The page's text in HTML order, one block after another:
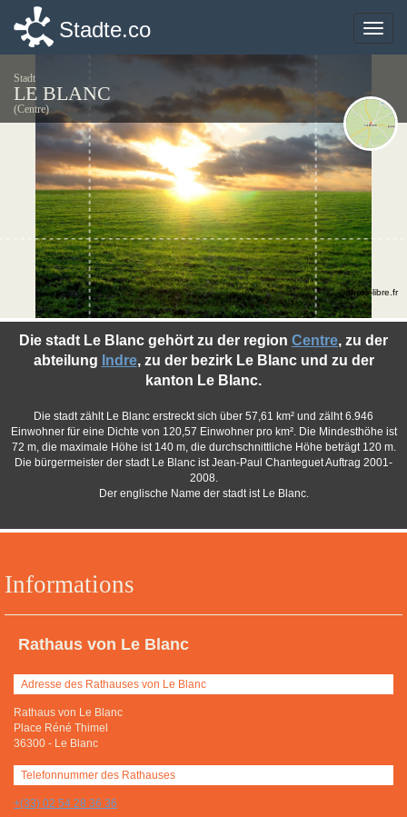
Toggle
Stadte.co
Stadt
LE BLANC
(Centre)
Informations
Rathaus von Le Blanc
Adresse des Rathauses von Le Blanc
Rathaus von Le Blanc
Place Réné Thimel
36300 - Le Blanc
Telefonnummer des Rathauses
+(33) 02 54 28 36 36
Die stadt Le Blanc gehört zu der region Centre, zu der
abteilung Indre, zu der bezirk Le Blanc und zu der
kanton Le Blanc.
Die stadt zählt Le Blanc erstreckt sich über 57,61 km² und zälht 6.946
Einwohner für eine Dichte von 120,57 Einwohner pro km². Die Mindesthöhe ist
72 m, die maximale Höhe ist 140 m, die durchschnittliche Höhe beträgt 120 m.
Die bürgermeister der stadt Le Blanc ist Jean-Paul Chanteguet Auftrag 2001-
2008.
Der englische Name der stadt ist Le Blanc.
©photo-libre.fr
Toggle
Stadte.co